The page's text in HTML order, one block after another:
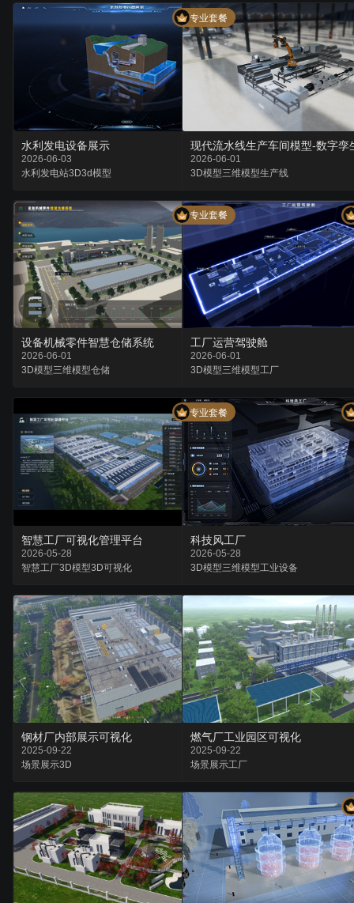
专业套餐
水利发电设备展示
2026-06-03
水利发电站3D3d模型
现代流水线生产车间模型-数字孪
2026-06-01
3D模型三维模型生产线
专业套餐
设备机械零件智慧仓储系统
2026-06-01
3D模型三维模型仓储
工厂运营驾驶舱
2026-06-01
3D模型三维模型工厂
专业套餐
智慧工厂可视化管理平台
2026-05-28
智慧工厂3D模型3D可视化
科技风工厂
2026-05-28
3D模型三维模型工业设备
钢材厂内部展示可视化
2025-09-22
场景展示3D
燃气厂工业园区可视化
2025-09-22
场景展示工厂